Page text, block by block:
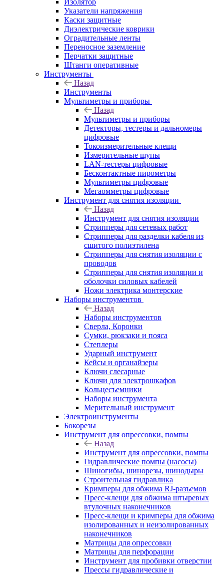
Изолятор
Указатели напряжения
Каски защитные
Диэлектрические коврики
Оградительные ленты
Переносное заземление
Перчатки защитные
Штанги оперативные
Инструменты
Назад
Инструменты
Мультиметры и приборы
Назад
Мультиметры и приборы
Детекторы, тестеры и дальномеры
цифровые
Токоизмерительные клещи
Измерительные щупы
LAN-тестеры цифровые
Бесконтактные пирометры
Мультиметры цифровые
Мегаомметры цифровые
Инструмент для снятия изоляции
Назад
Инструмент для снятия изоляции
Стрипперы для сетевых работ
Стрипперы для разделки кабеля из
сшитого полиэтилена
Cтрипперы для снятия изоляции с
проводов
Стрипперы для снятия изоляции и
оболочки силовых кабелей
Ножи электрика монтерские
Наборы инструментов
Назад
Наборы инструментов
Сверла, Коронки
Сумки, рюкзаки и пояса
Степлеры
Ударный инструмент
Кейсы и органайзеры
Ключи слесарные
Ключи для электрошкафов
Кольцесъемники
Наборы инструмента
Мерительный инструмент
Электроинструменты
Бокорезы
Инструмент для опрессовки, помпы
Назад
Инструмент для опрессовки, помпы
Гидравлические помпы (насосы)
Шиногибы, шинорезы, шинодыры
Строительная гидравлика
Кримперы для обжима RJ-разъемов
Пресс-клещи для обжима штыревых
втулочных наконечников
Пресс-клещи и кримперы для обжима
изолированных и неизолированных
наконечников
Матрицы для опрессовки
Матрицы для перфорации
Инструмент для пробивки отверстии
Прессы гидравлические и